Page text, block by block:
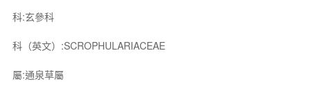
科:玄參科
科（英文）:SCROPHULARIACEAE
屬:通泉草屬